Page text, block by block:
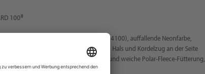
100®
Winterkapuze, neonorange (Farbcode: 4100), auffallende Neonfarbe,
7140 und 7144, mit Klettverschluss am Hals und Kordelzug an der Seite
Fixierung mit Reißverschluss, wärmende und weiche Polar-Fleece-Fütterung,
100®